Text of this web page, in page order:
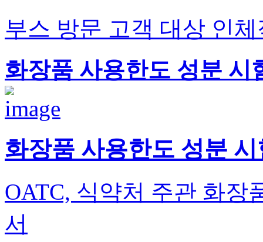
부스 방문 고객 대상 인
화장품 사용한도 성분
화장품 사용한도 성분
OATC, 식약처 주관 화장
서